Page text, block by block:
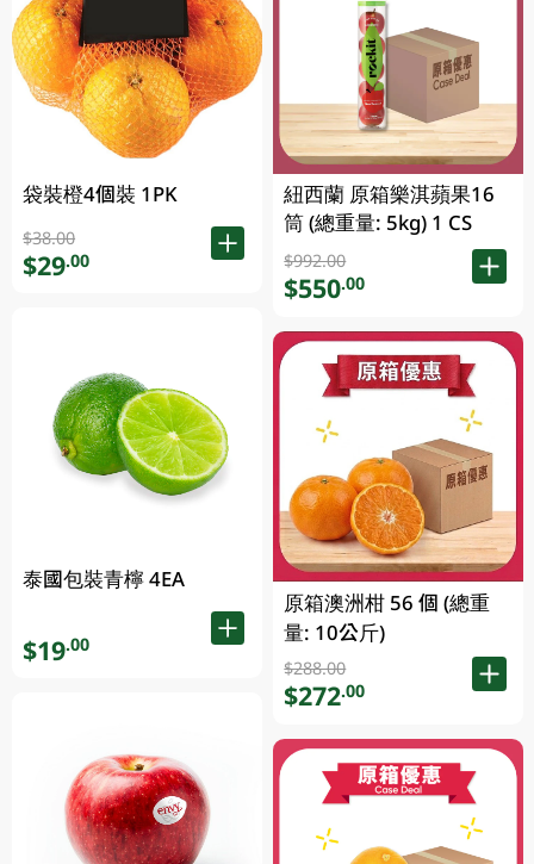
袋裝橙4個裝 1PK
$38.00
$29.00
泰國包裝青檸 4EA
$19.00
紐西蘭 原箱樂淇蘋果16
筒 (總重量: 5kg) 1 CS
$992.00
$550.00
原箱澳洲柑 56 個 (總重
量: 10公斤)
$288.00
$272.00